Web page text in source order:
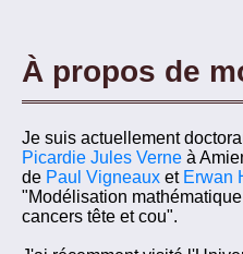
À propos de
Je suis actuellement
Picardie Jules Verne à
de Paul Vigneaux et Erwan
"Modélisation
cancers tête et cou".